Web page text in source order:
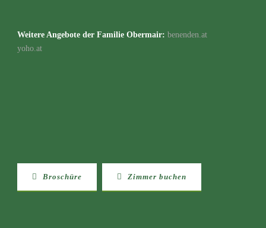
Weitere Angebote der Familie Obermair: benenden.at
yoho.at
Broschüre Zimmer buchen